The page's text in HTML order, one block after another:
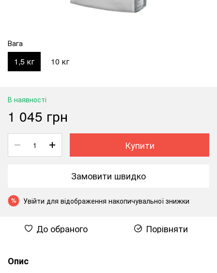
Вага
1,5 кг 10 кг
В наявності
1 045 грн
Купити
Замовити швидко
% Увійти для відображення накопичувальної знижки
До обраного Порівняти
Опис